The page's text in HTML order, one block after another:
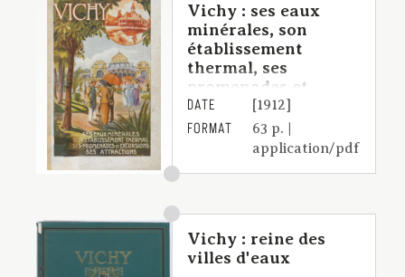
Vichy : ses eaux
minérales, son
établissement
thermal, ses
promenades et
excursions, ses
attractions
DATE [1912]
FORMAT
63 p. |
application/pdf
Vichy : reine des
villes d'eaux